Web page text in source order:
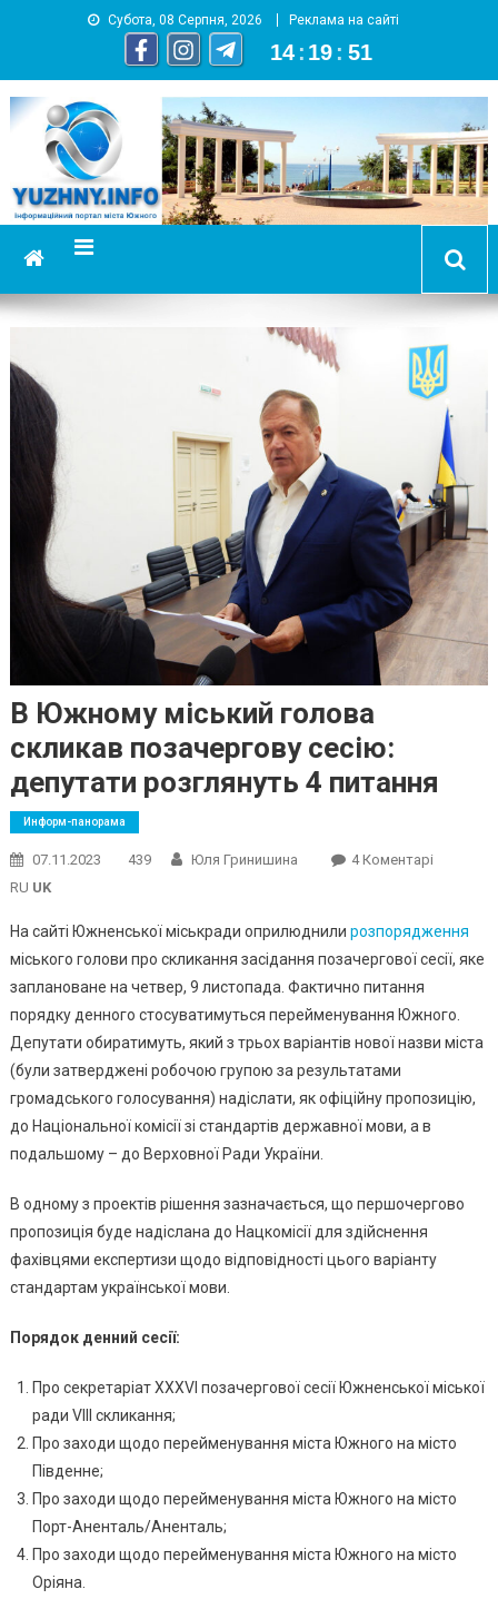
Субота, 08 Серпня, 2026 Реклама на сайті
14 : 19 : 52
YUZHNY.INFO
информационный портал города Южный
В Южному міський голова
скликав позачергову сесію:
депутати розглянуть 4 питання
Информ-панорама
07.11.2023 439 Юля Гринишина 4 КоментаріДо
Міський
Голова
Сесію:
RU UK
На сайті Южненської міськради оприлюднили розпорядження
міського голови про скликання засідання позачергової сесії, яке
заплановане на четвер, 9 листопада. Фактично питання
порядку денного стосуватимуться перейменування Южного.
Депутати обиратимуть, який з трьох варіантів нової назви міста
(були затверджені робочою групою за результатами
громадського голосування) надіслати, як офіційну пропозицію,
до Національної комісії зі стандартів державної мови, а в
подальшому – до Верховної Ради України.
В одному з проектів рішення зазначається, що першочергово
пропозиція буде надіслана до Нацкомісії для здійснення
фахівцями експертизи щодо відповідності цього варіанту
стандартам української мови.
Порядок денний сесії:
Про секретаріат ХХХVІ позачергової сесії Южненської міської
ради VІIІ скликання;
Про заходи щодо перейменування міста Южного на місто
Південне;
Про заходи щодо перейменування міста Южного на місто
Порт-Аненталь/Аненталь;
Про заходи щодо перейменування міста Южного на місто
Оріяна.